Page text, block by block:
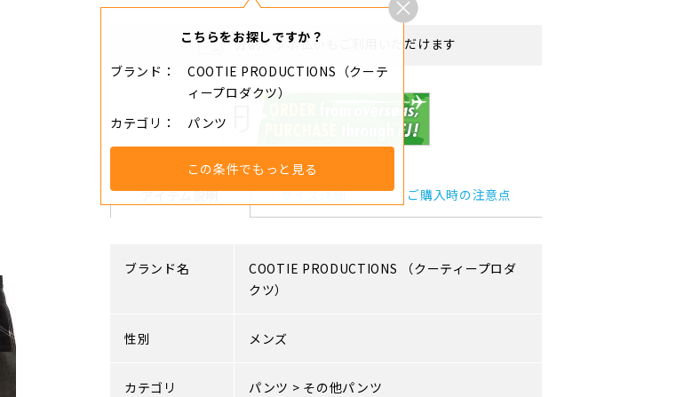
こちらをお探しですか？
ブランド
COOTIE PRODUCTIONS（クーテ
ィープロダクツ）
カテゴリ
パンツ
この条件でもっと見る
分割・リボ払いもご利用いただけます
アイテム説明 サイズ詳細 ご購入時の注意点
ブランド名 COOTIE PRODUCTIONS （クーティープロダ
クツ）
性別 メンズ
カテゴリ パンツ > その他パンツ